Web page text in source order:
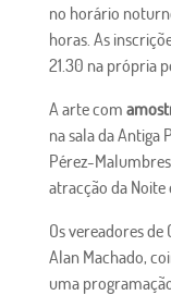
no horário
horas. As
21.30 na própria
A arte com
na sala da Antiga
Pérez-
atracção da Noite
Os vereadores
Alan Machado,
uma